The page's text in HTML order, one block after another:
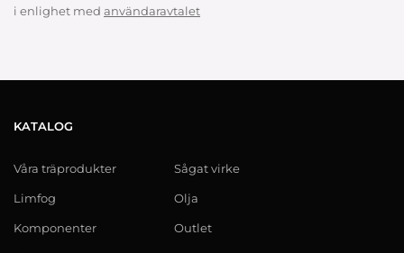
i enlighet med användaravtalet
KATALOG
Våra träprodukter
Limfog
Komponenter
Sågat virke
Olja
Outlet